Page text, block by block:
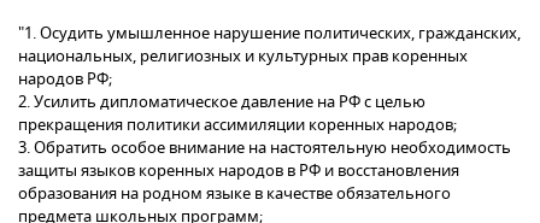
"1. Осудить умышленное нарушение политических, гражданских,
национальных, религиозных и культурных прав коренных
народов РФ;
2. Усилить дипломатическое давление на РФ с целью
прекращения политики ассимиляции коренных народов;
3. Обратить особое внимание на настоятельную необходимость
защиты языков коренных народов в РФ и восстановления
образования на родном языке в качестве обязательного
предмета школьных программ;